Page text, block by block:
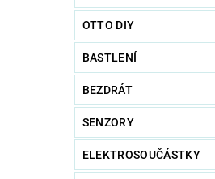
OTTO DIY
BASTLENÍ
BEZDRÁT
SENZORY
ELEKTROSOUČÁSTKY